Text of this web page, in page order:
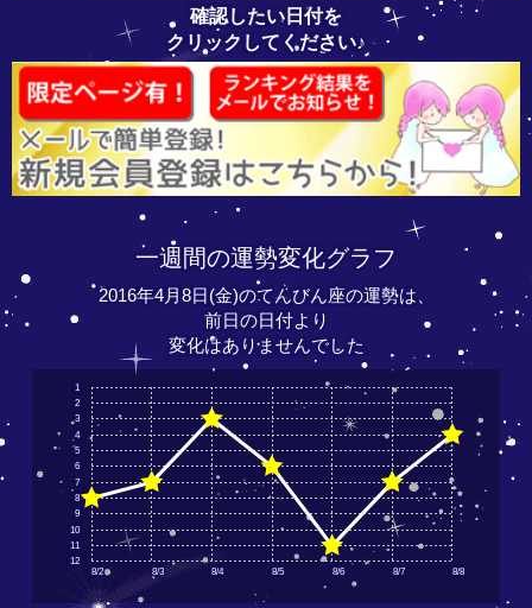
確認したい日付を
クリックしてください♪
一週間の運勢変化グラフ
2016年4月8日(金)のてんびん座の運勢は、
前日の日付より
変化はありませんでした
8/2 8/3 8/4 8/5 8/6 8/7 8/8
12
11
10
9
8
7
6
5
4
3
2
1